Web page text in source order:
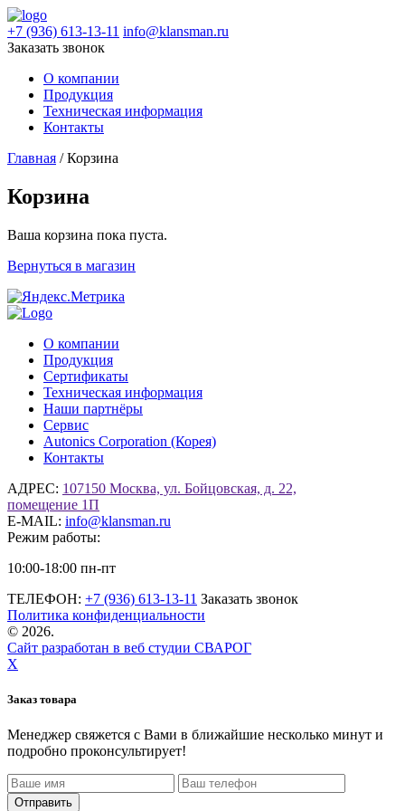
+7 (936) 613-13-11 info@klansman.ru
Заказать звонок
О компании
Продукция
Техническая информация
Контакты
Главная / Корзина
Корзина
Ваша корзина пока пуста.
Вернуться в магазин
О компании
Продукция
Сертификаты
Техническая информация
Наши партнёры
Сервис
Autonics Corporation (Корея)
Контакты
АДРЕС: 107150 Москва, ул. Бойцовская, д. 22,
помещение 1П
E-MAIL: info@klansman.ru
Режим работы:
10:00-18:00 пн-пт
ТЕЛЕФОН: +7 (936) 613-13-11 Заказать звонок
Политика конфиденциальности
© 2026.
Сайт разработан в веб студии СВАРОГ
X
Заказ товара
Менеджер свяжется с Вами в ближайшие несколько минут и
подробно проконсультирует!